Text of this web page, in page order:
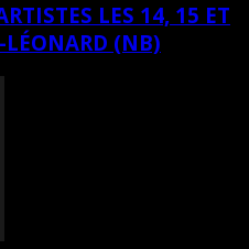
LES 14, 15 ET
(NB)